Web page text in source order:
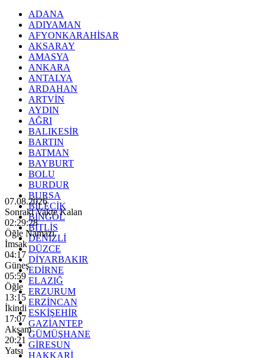
ADANA
ADIYAMAN
AFYONKARAHİSAR
AKSARAY
AMASYA
ANKARA
ANTALYA
ARDAHAN
ARTVİN
AYDIN
AĞRI
BALIKESİR
BARTIN
BATMAN
BAYBURT
BOLU
BURDUR
BURSA
BİLECİK
BİNGÖL
BİTLİS
DENİZLİ
DÜZCE
DİYARBAKIR
EDİRNE
ELAZIĞ
ERZURUM
ERZİNCAN
ESKİŞEHİR
GAZİANTEP
GÜMÜŞHANE
GİRESUN
HAKKARİ
07.08.2026
Sonraki Vakte Kalan
02:29:27
Öğle Namazı
İmsak
04:17
Güneş
05:59
Öğle
13:15
İkindi
17:07
Akşam
20:21
Yatsı